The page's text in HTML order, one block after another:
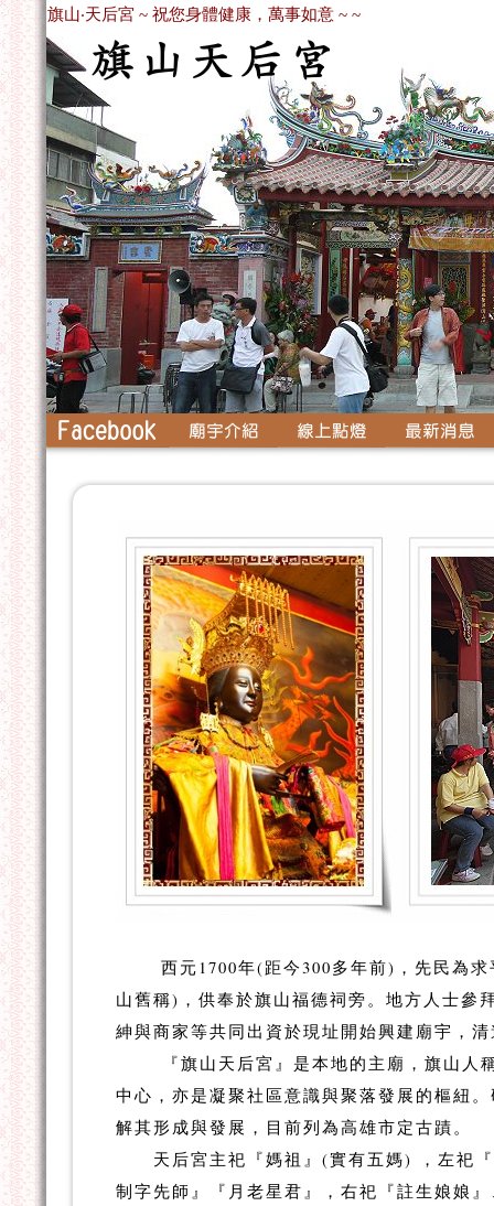
旗山‧天后宮 ~ 祝您身體健康，萬事如意 ~ ~
西元1700年(距今300多年前)，先民為求
山舊稱)，供奉於旗山福德祠旁。地方人士參
紳與商家等共同出資於現址開始興建廟宇，
『旗山天后宮』是本地的主廟，旗山人稱
中心，亦是凝聚社區意識與聚落發展的樞紐
解其形成與發展，目前列為高雄市定古蹟。
天后宮主祀『媽祖』(實有五媽) ，左祀『
制字先師』『月老星君』，右祀『註生娘娘